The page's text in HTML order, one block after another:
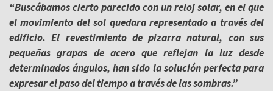
“Buscábamos cierto parecido con un reloj solar, en el que
el movimiento del sol quedara representado a través del
edificio. El revestimiento de pizarra natural, con sus
pequeñas grapas de acero que reflejan la luz desde
determinados ángulos, han sido la solución perfecta para
expresar el paso del tiempo a través de las sombras.”